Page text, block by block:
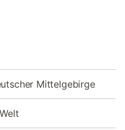
Mittelgebirge